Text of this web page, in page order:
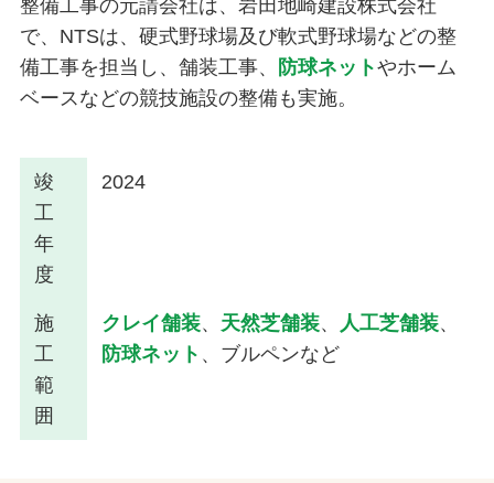
整備工事の元請会社は、岩田地崎建設株式会社
で、NTSは、硬式野球場及び軟式野球場などの整
備工事を担当し、舗装工事、
防球ネットやホーム
ベースなどの競技施設の整備も実施。
竣
工
年
度
2024
施
工
範
囲
クレイ舗装、 天然芝舗装、 人工芝舗装、
防球ネット 、ブルペンなど